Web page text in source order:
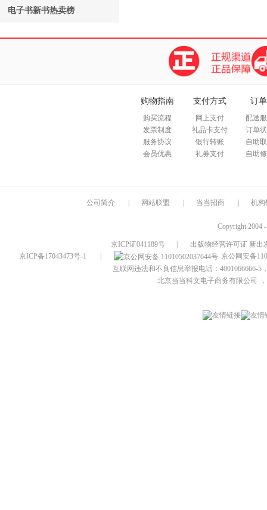
电子书新书热卖榜
购物指南
购买流程
发票制度
服务协议
会员优惠
支付方式
网上支付
礼品卡支付
银行转账
礼券支付
订
配送
订单
自助
自助
公司简介 网站联盟 当当招商 机构
Copyright 2004
京ICP证041189号
出版物经营许可证 新出
京ICP备17043473号-1
京公网安备
互联网违法和不良信息举报电话：4001066666-5
北京当当科文电子商务有限公司